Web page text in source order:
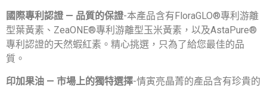
國際專利認證 — 品質的保證-本產品含有FloraGLO®專利游離
型葉黃素、ZeaONE®專利游離型玉米黃素，以及AstaPure®
專利認證的天然蝦紅素。精心挑選，只為了給您最佳的品
質。
印加果油 — 市場上的獨特選擇-情寅亮晶菁的產品含有珍貴的